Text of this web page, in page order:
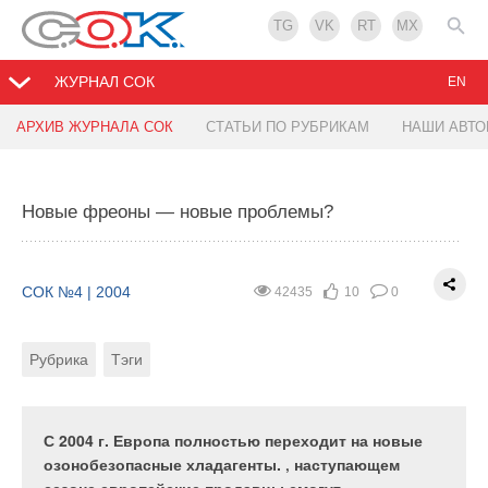
TG VK RT MX
ЖУРНАЛ СОК
АРХИВ ЖУРНАЛА СОК СТАТЬИ ПО РУБРИКАМ НАШИ
EN
Новые фреоны — новые проблемы?
42435 10 0
СОК №4 | 2004
Рубрика Тэги
С 2004 г. Европа полностью переходит на новые
озонобезопасные хладагенты. ‚ наступающем
37178 0 0
СОК №4 | 2004
44185
СОК №4 | 2004
Рубрика Тэги
Одним из наиболее крупных событий мирового
полипропилена («рандом сополимер» PPR-C (тип
3) и его промышленное освоение. Наибольшее